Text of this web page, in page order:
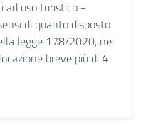
uso turistico -
di quanto disposto
legge 178/2020, nei
breve più di 4